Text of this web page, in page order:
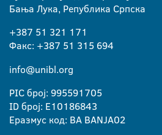
Бања Лука, Република Српска
+387 51 321 171
Факс: +387 51 315 694
info@unibl.org
PIC број: 995591705
ID број: E10186843
Еразмус код: BA BANJA02